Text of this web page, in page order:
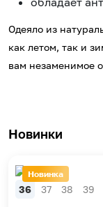
Одеяло из
как летом, так и
вам незаменимое
Новинки
Новинка
36 37 38 39